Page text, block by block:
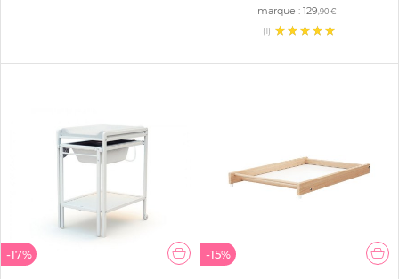
marque :129,90 €
(1)
-17% -15%